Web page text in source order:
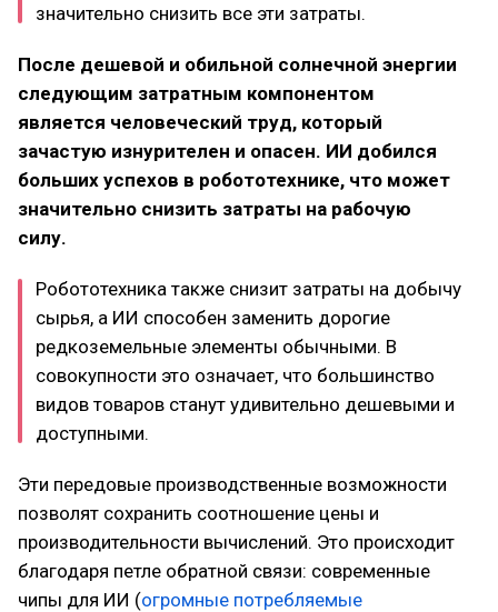
значительно снизить все эти затраты.
После дешевой и обильной солнечной энергии
следующим затратным компонентом
является человеческий труд, который
зачастую изнурителен и опасен. ИИ добился
больших успехов в робототехнике, что может
значительно снизить затраты на рабочую
силу.
Робототехника также снизит затраты на добычу
сырья, а ИИ способен заменить дорогие
редкоземельные элементы обычными. В
совокупности это означает, что большинство
видов товаров станут удивительно дешевыми и
доступными.
Эти передовые производственные возможности
позволят сохранить соотношение цены и
производительности вычислений. Это происходит
благодаря петле обратной связи: современные
чипы для ИИ (огромные потребляемые